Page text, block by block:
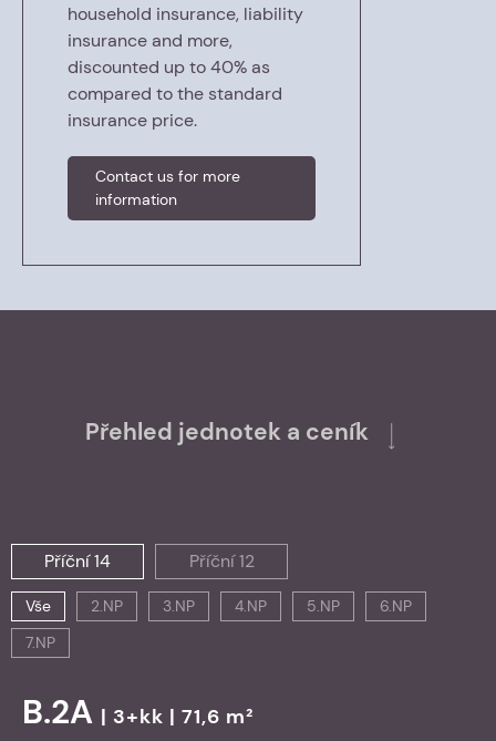
household insurance, liability
insurance and more,
discounted up to 40% as
compared to the standard
insurance price.
Contact us for more
information
Přehled jednotek a ceník
Příční 14 Příční 12
Vše 2.NP 3.NP 4.NP 5.NP
6.NP
7.NP
B.2A | 3+kk | 71,6 m²